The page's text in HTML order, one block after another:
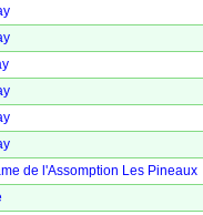
de l'Assomption Les Pineaux